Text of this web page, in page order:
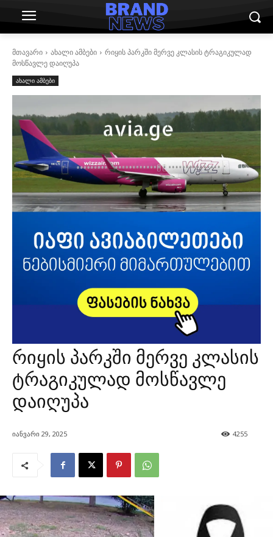
მთავარი ახალი ამბები
რიყის პარკში მერვე კლასის ტრაგიკულად
მოსწავლე დაიღუპა
ახალი ამბები
რიყის პარკში მერვე კლასის
ტრაგიკულად მოსწავლე
დაიღუპა
იანვარი 29, 2025 4255